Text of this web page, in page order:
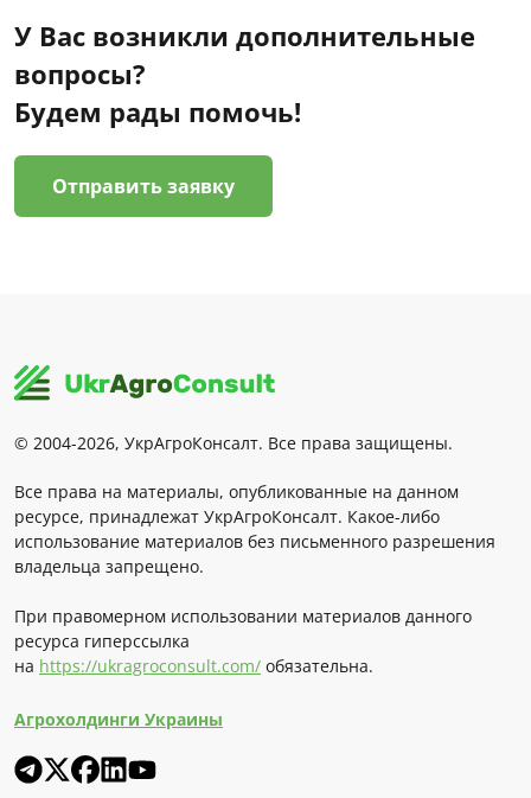
У Вас возникли дополнительные
вопросы?
Будем рады помочь!
Отправить заявку
© 2004-2026, УкрАгроКонсалт. Все права защищены.
Все права на материалы, опубликованные на данном
ресурсе, принадлежат УкрАгроКонсалт. Какое-либо
использование материалов без письменного разрешения
владельца запрещено.
При правомерном использовании материалов данного
ресурса гиперссылка
на https://ukragroconsult.com/ обязательна.
Агрохолдинги Украины